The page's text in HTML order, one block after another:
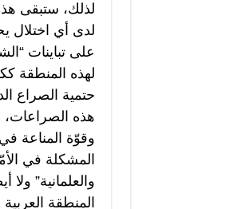
لذلك، ستبقى
لدى أي اختلال
على تباينات
لهذه المنطقة
حتمية الصراع
هذه الصراعات،
وقوّة المناعة
المشكلة في
والعلمانية”
المنطقة